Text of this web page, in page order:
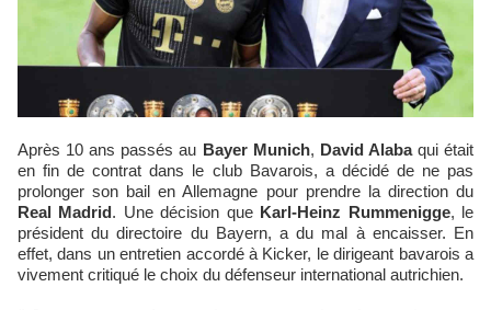
Après 10 ans passés au Bayer Munich, David Alabaqui était
en fin de contrat dans le club Bavarois, a décidé de ne pas
prolonger son bail en Allemagne pour prendre la direction du
Real Madrid. Une décision que Karl-Heinz Rummenigge, le
président du directoire du Bayern, a du mal à encaisser. En
effet, dans un entretien accordé à Kicker, le dirigeant bavarois a
vivement critiqué le choix du défenseur international autrichien.